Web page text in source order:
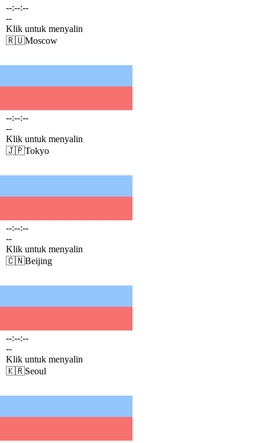
--:--:--
--
Klik untuk menyalin
🇷🇺Moscow
--:--:--
--
Klik untuk menyalin
🇯🇵Tokyo
--:--:--
--
Klik untuk menyalin
🇨🇳Beijing
--:--:--
--
Klik untuk menyalin
🇰🇷Seoul